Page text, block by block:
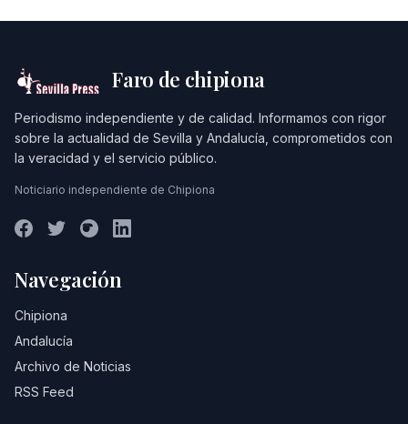
Faro de chipiona
Periodismo independiente y de calidad. Informamos con rigor
sobre la actualidad de Sevilla y Andalucía, comprometidos con
la veracidad y el servicio público.
Noticiario independiente de Chipiona
Navegación
Chipiona
Andalucía
Archivo de Noticias
RSS Feed